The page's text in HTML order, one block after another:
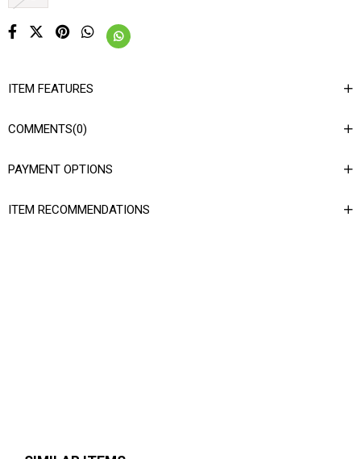
ITEM FEATURES
COMMENTS(0)
PAYMENT OPTIONS
ITEM RECOMMENDATIONS